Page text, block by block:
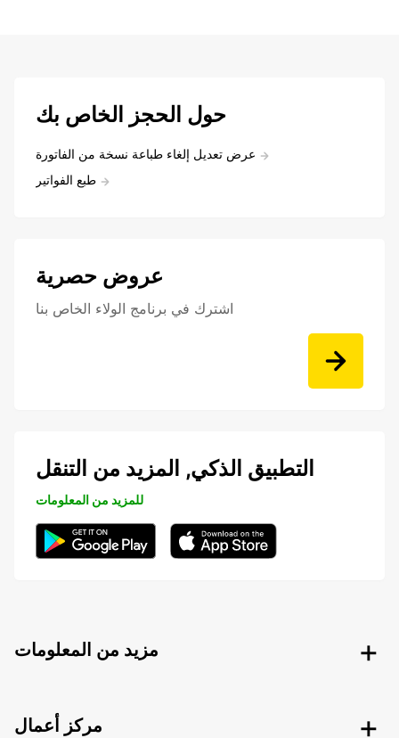
حول الحجز الخاص بك
عرض تعديل إلغاء طباعة نسخة من الفاتورة
طبع الفواتير
عروض حصرية
اشترك في برنامج الولاء الخاص بنا
التطبيق الذكي, المزيد من التنقل
للمزيد من المعلومات
مزيد من المعلومات
مركز أعمال